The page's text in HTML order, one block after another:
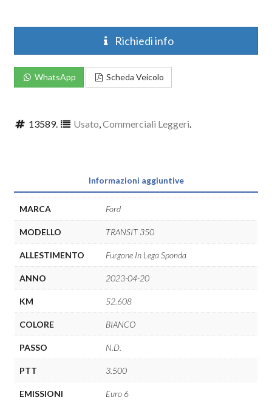
Richiedi info
WhatsApp Scheda Veicolo
13589. Usato ,Commerciali Leggeri
Informazioni aggiuntive
MARCA Ford
MODELLO TRANSIT 350
ALLESTIMENTO Furgone In Lega Sponda
ANNO 2023-04-20
KM 52.608
COLORE BIANCO
PASSO N.D.
PTT 3.500
EMISSIONI Euro 6